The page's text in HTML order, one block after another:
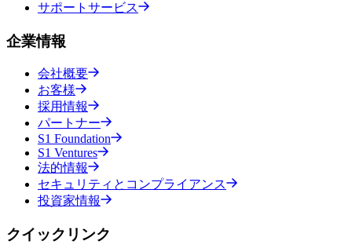
サポートサービス
企業情報
会社概要
お客様
採用情報
パートナー
S1 Foundation
S1 Ventures
法的情報
セキュリティとコンプライアンス
投資家情報
クイックリンク